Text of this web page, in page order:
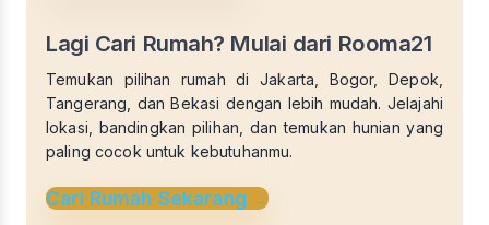
Lagi Cari Rumah? Mulai dari Rooma21
Temukan pilihan rumah di Jakarta, Bogor, Depok,
Tangerang, dan Bekasi dengan lebih mudah. Jelajahi
lokasi, bandingkan pilihan, dan temukan hunian yang
paling cocok untuk kebutuhanmu.
Cari Rumah Sekarang →